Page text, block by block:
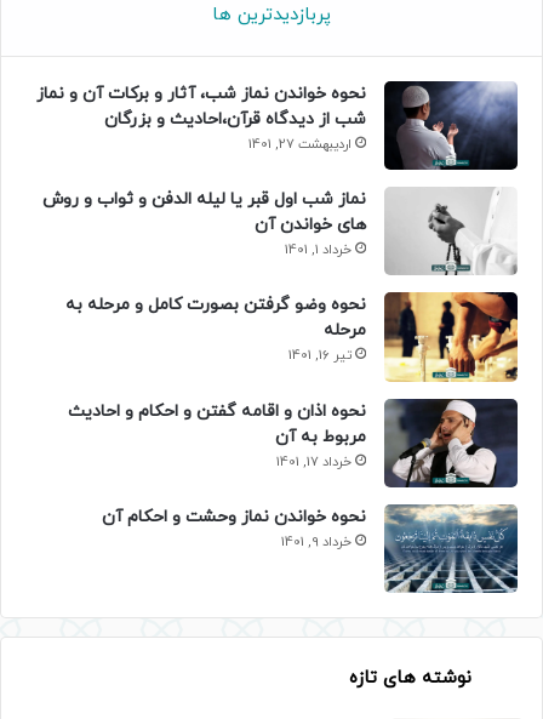
پربازدیدترین ها
نحوه خواندن نماز شب، آثار و برکات آن و نماز
شب از دیدگاه قرآن،احادیث و بزرگان
اردیبهشت 27, 1401
نماز شب اول قبر یا لیله الدفن و ثواب و روش
های خواندن آن
خرداد 1, 1401
نحوه وضو گرفتن بصورت کامل و مرحله به
مرحله
تیر 16, 1401
نحوه اذان و اقامه گفتن و احکام و احادیث
مربوط به آن
خرداد 17, 1401
نحوه خواندن نماز وحشت و احکام آن
خرداد 9, 1401
نوشته های تازه